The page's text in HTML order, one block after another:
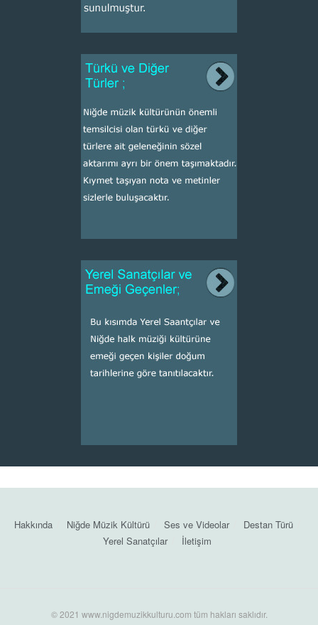
Hakkında Niğde Müzik Kültürü Ses ve Videolar
Destan Türü
Yerel Sanatçılar
İletişim
© 2021 www.nigdemuzikkulturu.com tüm hakları saklıdır.